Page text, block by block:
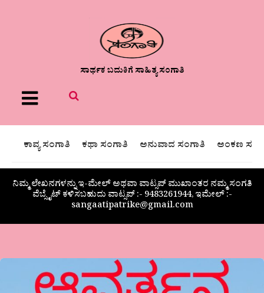
ಸಾರ್ಥಕ ಬದುಕಿಗೆ ಸಾಹಿತ್ಯ ಸಂಗಾತಿ
Menu
ಕಾವ್ಯ ಸಂಗಾತಿ ಕಥಾ ಸಂಗಾತಿ ಅನುವಾದ ಸಂಗಾತಿ ಅಂಕಣ
ನಿಮ್ಮ ಲೇಖನಗಳನ್ನು ಇ-ಮೇಲ್ ಅಥವಾ ವಾಟ್ಸಪ್ ಮುಖಾಂತರ ನಮ್ಮ ಸಂಗತಿ
ವೆಬ್ಸೈಟ್ ಕಳಿಸಬಹುದು ವಾಟ್ಸಪ್‌ :- 9483261944, ಇಮೇಲ್ :-
sangaatipatrike@gmail.com